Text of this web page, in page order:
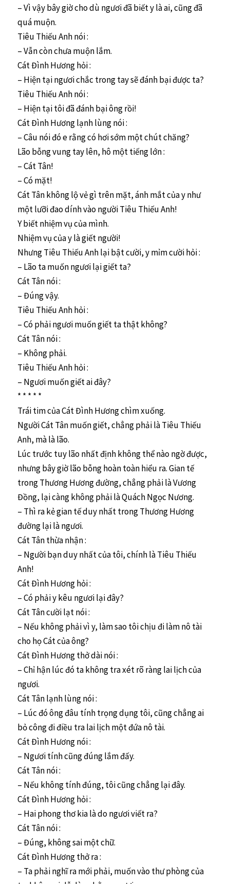
– Vì vậy bây giờ cho dù ngươi đã biết y là ai, cũng đã
quá muộn.
Tiêu Thiếu Anh nói :
– Vẫn còn chưa muộn lắm.
Cát Đình Hương hỏi :
– Hiện tại ngươi chắc trong tay sẽ đánh bại được ta?
Tiêu Thiếu Anh nói :
– Hiện tại tôi đã đánh bại ông rồi!
Cát Đình Hương lạnh lùng nói :
– Câu nói đó e rằng có hơi sớm một chút chăng?
Lão bỗng vung tay lên, hô một tiếng lớn :
– Cát Tân!
– Có mặt!
Cát Tân không lộ vẻ gì trên mặt, ánh mắt của y như
một lưỡi đao dính vào người Tiêu Thiếu Anh!
Y biết nhiệm vụ của mình.
Nhiệm vụ của y là giết người!
Nhưng Tiêu Thiếu Anh lại bật cười, y mỉm cười hỏi :
– Lão ta muốn ngươi lại giết ta?
Cát Tân nói :
– Đúng vậy.
Tiêu Thiếu Anh hỏi :
– Có phải ngươi muốn giết ta thật không?
Cát Tân nói :
– Không phải.
Tiêu Thiếu Anh hỏi :
– Ngươi muốn giết ai đây?
* * * * *
Trái tim của Cát Đình Hương chìm xuống.
Người Cát Tân muốn giết, chẳng phải là Tiêu Thiếu
Anh, mà là lão.
Lúc trước tuy lão nhất định không thể nào ngờ được,
nhưng bây giờ lão bỗng hoàn toàn hiểu ra. Gian tế
trong Thương Hương đường, chẳng phải là Vương
Đồng, lại càng không phải là Quách Ngọc Nương.
– Thì ra kẻ gian tế duy nhất trong Thương Hương
đường lại là ngươi.
Cát Tân thừa nhận :
– Người bạn duy nhất của tôi, chính là Tiêu Thiếu
Anh!
Cát Đình Hương hỏi :
– Có phải y kêu ngươi lại đây?
Cát Tân cười lạt nói :
– Nếu không phải vì y, làm sao tôi chịu đi làm nô tài
cho họ Cát của ông?
Cát Đình Hương thở dài nói :
– Chỉ hận lúc đó ta không tra xét rõ ràng lai lịch của
ngươi.
Cát Tân lạnh lùng nói :
– Lúc đó ông đâu tính trọng dụng tôi, cũng chẳng ai
bỏ công đi điều tra lai lịch một đứa nô tài.
Cát Đình Hương nói :
– Ngươi tính cũng đúng lắm đấy.
Cát Tân nói :
– Nếu không tính đúng, tôi cũng chẳng lại đây.
Cát Đình Hương hỏi :
– Hai phong thơ kia là do ngươi viết ra?
Cát Tân nói :
– Đúng, không sai một chữ.
Cát Đình Hương thở ra :
– Ta phải nghĩ ra mới phải, muốn vào thư phòng của